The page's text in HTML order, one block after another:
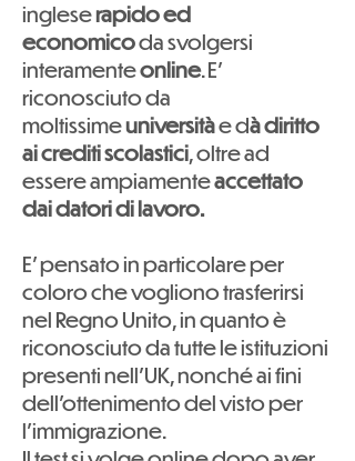
ingleserapido ed
economicoda svolgersi
interamenteonline. E'
riconosciuto da
moltissimeuniversitàe dà diritto
ai crediti scolastici, oltre ad
essere ampiamenteaccettato
dai datori di lavoro.
E' pensato in particolare per
coloro che vogliono trasferirsi
nel Regno Unito, in quanto è
riconosciuto da tutte le istituzioni
presenti nell'UK, nonché ai fini
dell'ottenimento del visto per
l'immigrazione.